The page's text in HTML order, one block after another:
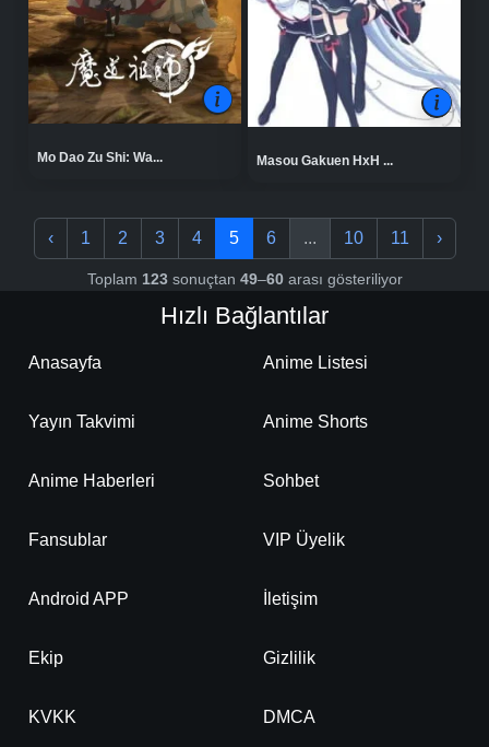
Mo Dao Zu Shi: Wa... Masou Gakuen HxH ...
‹ 1 2 3 4 5 6 ... 10 11 ›
Toplam 123sonuçtan 49–60arası gösteriliyor
Hızlı Bağlantılar
Anasayfa Anime Listesi
Yayın Takvimi Anime Shorts
Anime Haberleri Sohbet
Fansublar VIP Üyelik
Android APP İletişim
Ekip Gizlilik
KVKK DMCA